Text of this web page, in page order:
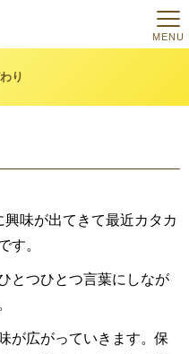
MENU
り
味が出てきて最近カタカ
す。
とつひとつ言葉にしなが
が広がっていきます。保